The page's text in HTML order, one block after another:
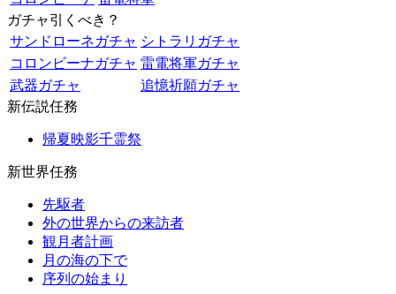
ガチャ引くべき？
サンドローネガチャ シトラリガチャ
コロンビーナガチャ 雷電将軍ガチャ
武器ガチャ
追憶祈願ガチャ
新伝説任務
帰夏映影千霊祭
新世界任務
先駆者
外の世界からの来訪者
観月者計画
月の海の下で
序列の始まり